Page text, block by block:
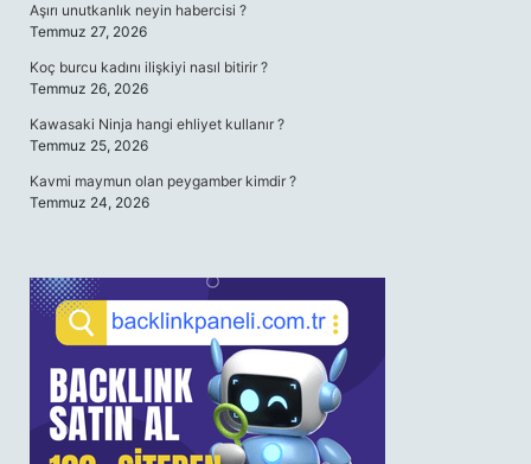
Aşırı unutkanlık neyin habercisi ?
Temmuz 27, 2026
Koç burcu kadını ilişkiyi nasıl bitirir ?
Temmuz 26, 2026
Kawasaki Ninja hangi ehliyet kullanır ?
Temmuz 25, 2026
Kavmi maymun olan peygamber kimdir ?
Temmuz 24, 2026